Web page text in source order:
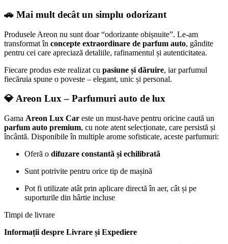
🚗 Mai mult decât un simplu odorizant
Produsele Areon nu sunt doar “odorizante obișnuite”. Le-am
transformat în concepte extraordinare de parfum auto, gândite
pentru cei care apreciază detaliile, rafinamentul și autenticitatea.
Fiecare produs este realizat cu pasiune și dăruire, iar parfumul
fiecăruia spune o poveste – elegant, unic și personal.
💎Areon Lux – Parfumuri auto de lux
Gama Areon Lux Car este un must-have pentru oricine caută un
parfum auto premium, cu note atent selecționate, care persistă și
încântă. Disponibile în multiple arome sofisticate, aceste parfumuri:
Oferă o difuzare constantă și echilibrată
Sunt potrivite pentru orice tip de mașină
Pot fi utilizate atât prin aplicare directă în aer, cât și pe
suporturile din hârtie incluse
Timpi de livrare
Informații despre Livrare și Expediere